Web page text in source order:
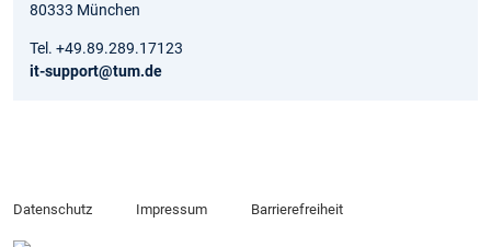
80333 München
Tel. +49.89.289.17123
it-support@tum.de
Datenschutz Impressum Barrierefreiheit